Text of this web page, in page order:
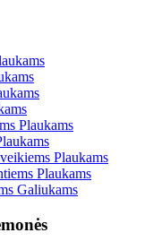
Plaukams
Plaukams
Plaukams
Galiukams